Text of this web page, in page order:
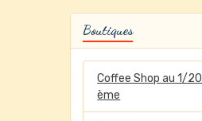
Boutiques
Coffee Shop au 1/20
ème